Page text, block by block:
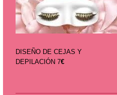
DISEÑO DE CEJAS Y
DEPILACIÓN 7€